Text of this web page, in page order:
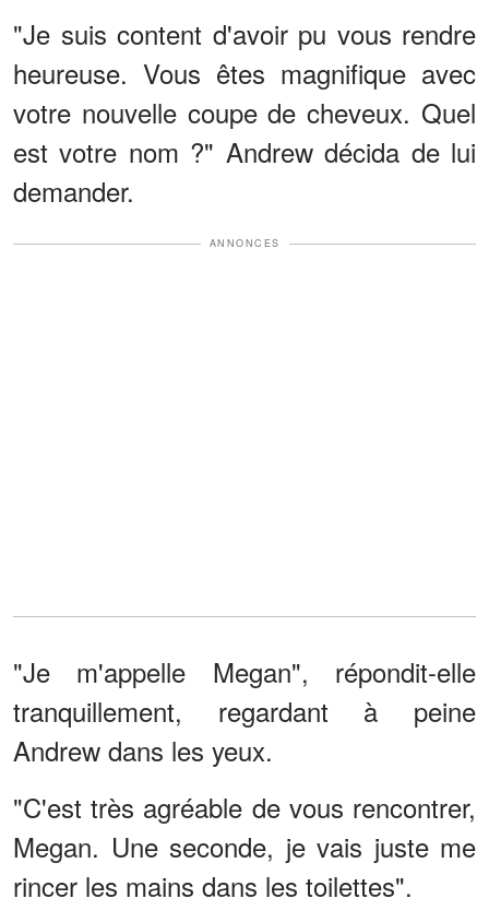
"Je suis content d'avoir pu vous rendre
heureuse. Vous êtes magnifique avec
votre nouvelle coupe de cheveux. Quel
est votre nom ?" Andrew décida de lui
demander.
ANNONCES
"Je m'appelle Megan", répondit-elle
tranquillement, regardant à peine
Andrew dans les yeux.
"C'est très agréable de vous rencontrer,
Megan. Une seconde, je vais juste me
rincer les mains dans les toilettes".